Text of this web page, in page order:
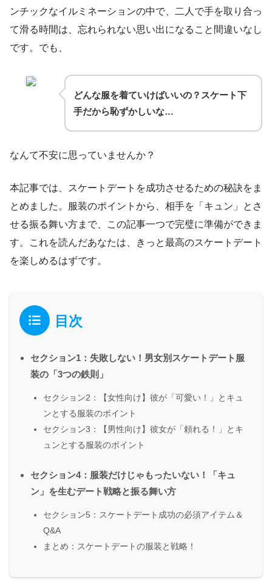
ンチックなイルミネーションの中で、二人で手を取り合っ
て滑る時間は、忘れられない思い出になること間違いなし
です。でも、
どんな服を着ていけばいいの？スケート下
手だから恥ずかしいな…
なんて不安に思っていませんか？
本記事では、スケートデートを成功させるための秘訣をま
とめました。服装のポイントから、相手を「キュン」とさ
せる振る舞い方まで、この記事一つで完璧に準備ができま
す。これを読んだあなたは、きっと最高のスケートデート
を楽しめるはずです。
目次
セクション1：失敗しない！男女別スケートデート服
装の「3つの鉄則」
セクション2：【女性向け】彼が「可愛い！」とキュ
ンとする服装のポイント
セクション3：【男性向け】彼女が「頼れる！」とキ
ュンとする服装のポイント
セクション4：服装だけじゃもったいない！「キュ
ン」を生むデート戦略と振る舞い方
セクション5：スケートデート成功の必須アイテム＆
Q&A
まとめ：スケートデートの服装と戦略！